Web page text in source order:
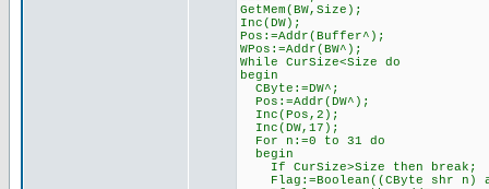
GetMem(BW,Size);
Inc(DW);
Pos:=Addr(Buffer^);
WPos:=Addr(BW^);
While CurSize<Size do
begin
CByte:=DW^;
Pos:=Addr(DW^);
Inc(Pos,2);
Inc(DW,17);
For n:=0 to 31 do
begin
If CurSize>Size then break;
Flag:=Boolean((CByte shr n)